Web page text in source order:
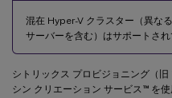
混在 Hyper-V クラスター（異な
サーバーを含む）はサポートされ
シトリックス プロビジョニング（
シン クリエーション サービス ™を使